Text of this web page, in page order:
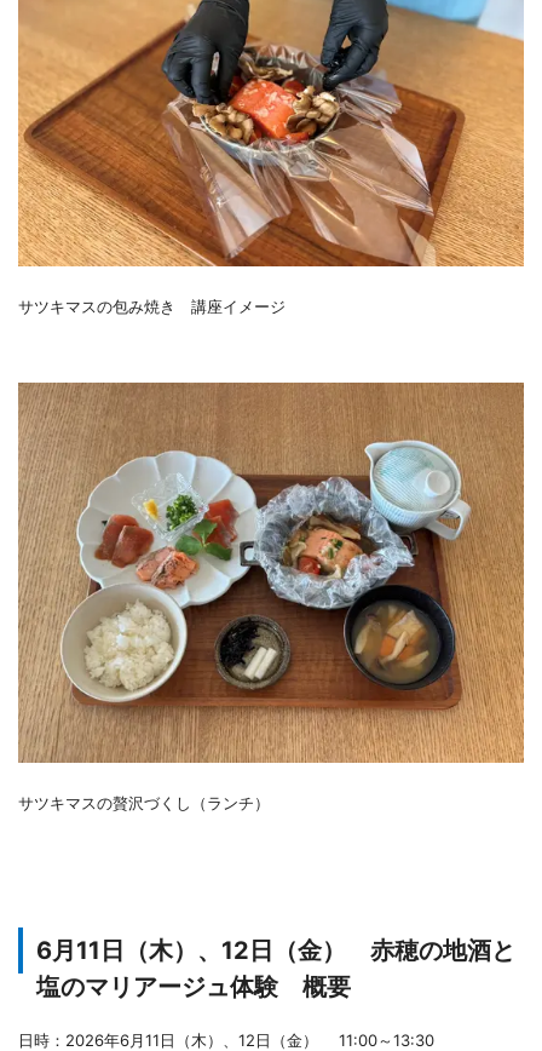
サツキマスの包み焼き 講座イメージ
サツキマスの贅沢づくし（ランチ）
6月11日（木）、12日（金） 赤穂の地酒と
塩のマリアージュ体験 概要
日時：2026年6月11日（木）、12日（金） 11:00～13:30